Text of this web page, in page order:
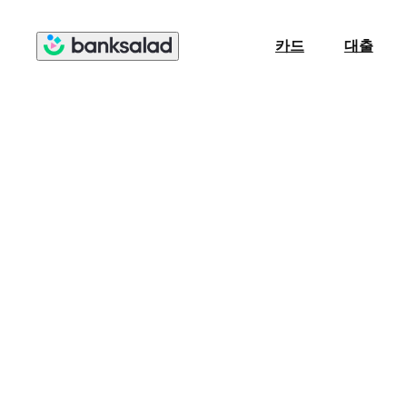
카드 대출